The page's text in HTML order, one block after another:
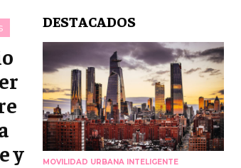
y
DESTACADOS
MOVILIDAD URBANA INTELIGENTE